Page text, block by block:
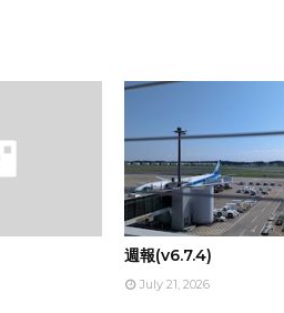
週報(v6.7.4)
July 21, 2026